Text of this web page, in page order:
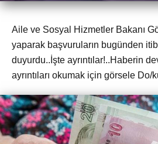
Aile ve Sosyal Hizmetler Bakanı
yaparak başvuruların bugünden
duyurdu..İşte ayrıntılar!..Haberin
ayrıntıları okumak için görsele Do/